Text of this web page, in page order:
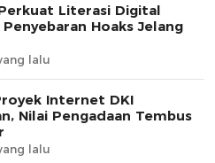
Literasi Digital
Hoaks Jelang
lalu
Internet DKI
Nilai Pengadaan Tembus
lalu